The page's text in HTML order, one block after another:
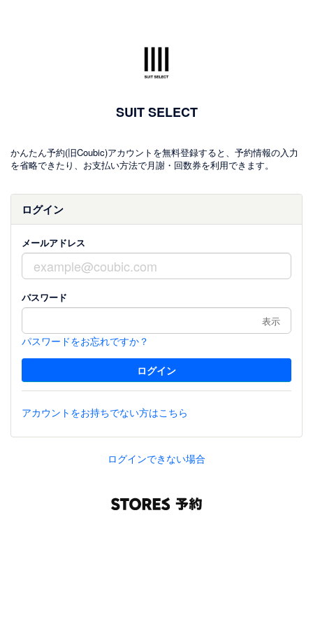
SUIT SELECT
かんたん予約(旧Coubic)アカウントを無料登録すると、予約情報の入力
を省略できたり、お支払い方法で月謝・回数券を利用できます。
ログイン
メールアドレス
パスワード
表示
パスワードをお忘れですか？
アカウントをお持ちでない方はこちら
ログインできない場合